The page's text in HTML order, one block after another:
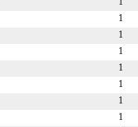
1
1
1
1
1
1
1